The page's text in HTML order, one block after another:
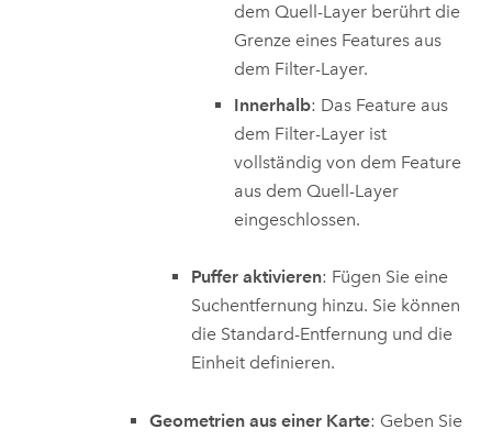
dem Quell-Layer berührt die
Grenze eines Features aus
dem Filter-Layer.
Innerhalb: Das Feature aus
dem Filter-Layer ist
vollständig von dem Feature
aus dem Quell-Layer
eingeschlossen.
Puffer aktivieren: Fügen Sie eine
Suchentfernung hinzu. Sie können
die Standard-Entfernung und die
Einheit definieren.
Geometrien aus einer Karte: Geben Sie